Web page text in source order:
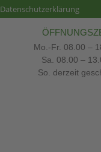
Datenschutzerklärung
Mo.-Fr. 08.00 –
Sa. 08.00 –
So. derzeit